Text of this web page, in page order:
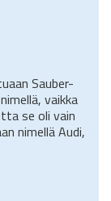
Sauber-
vaikka
se oli vain
nimellä Audi,